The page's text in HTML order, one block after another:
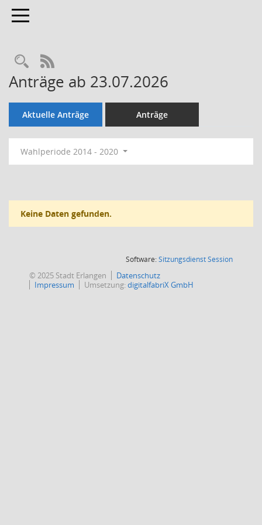
Toggle navigation
Rechercheauswahl
RSS-Feed
Anträge ab 23.07.2026
Aktuelle Anträge Anträge
Wahlperiode 2014 - 2020
Keine Daten gefunden.
Software:SitzungsdienstSession(Wird in
© 2025 Stadt Erlangen
Datenschutz
Impressum
Umsetzung:digitalfabriX GmbH